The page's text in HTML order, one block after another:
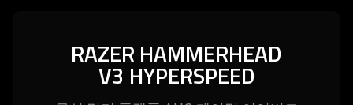
RAZER HAMMERHEAD
V3 HYPERSPEED